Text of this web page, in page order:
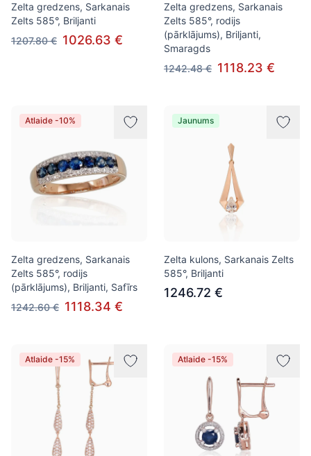
Zelta gredzens, Sarkanais
Zelts 585°, Briljanti
1207.80 € 1026.63 €
Zelta gredzens, Sarkanais
Zelts 585°, rodijs
(pārklājums), Briljanti,
Smaragds
1242.48 € 1118.23 €
Atlaide -10%
Zelta gredzens, Sarkanais
Zelts 585°, rodijs
(pārklājums), Briljanti, Safīrs
1242.60 € 1118.34 €
Jaunums
Zelta kulons, Sarkanais Zelts
585°, Briljanti
1246.72 €
Atlaide -15% Atlaide -15%